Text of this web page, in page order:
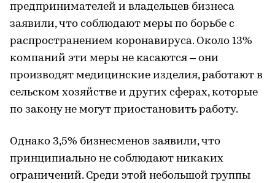
предпринимателей и владельцев бизнеса
заявили, что соблюдают меры по борьбе с
распространением коронавируса. Около 13%
компаний эти меры не касаются – они
производят медицинские изделия, работают в
сельском хозяйстве и других сферах, которые
по закону не могут приостановить работу.
Однако 3,5% бизнесменов заявили, что
принципиально не соблюдают никаких
ограничений. Среди этой небольшой группы